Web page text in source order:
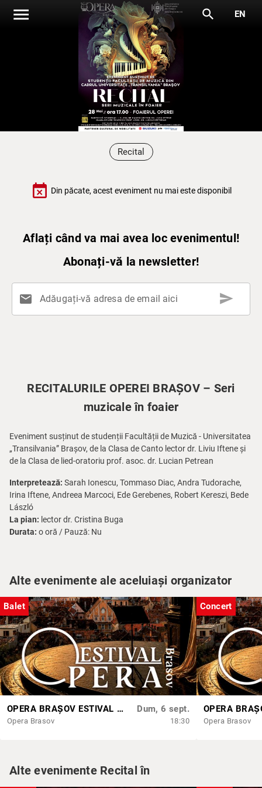
menu search EN
Recital
event_busy Din păcate, acest eveniment nu mai este disponibil
Aflați când va mai avea loc evenimentul!
Abonați-vă la newsletter!
mail Adăugați-vă adresa de email aici send
RECITALURILE OPEREI BRAȘOV – Seri
muzicale în foaier
Eveniment susținut de studenții Facultății de Muzică - Universitatea
„Transilvania” Brașov, de la Clasa de Canto lector dr. Liviu Iftene și
de la Clasa de lied-oratoriu prof. asoc. dr. Lucian Petrean
Interpretează: Sarah Ionescu, Tommaso Diac, Andra Tudorache,
Irina Iftene, Andreea Marcoci, Ede Gerebenes, Robert Kereszi, Bede
László
La pian: lector dr. Cristina Buga
Durata: o oră / Pauză: Nu
Alte evenimente ale aceluiași organizator
Balet
OPERA BRAȘOV ESTIVAL – DANCING SUMMER - SPECTACOL DE BALET
Opera Brasov
Dum, 6 sept.
18:30
Concert
Opera Brasov
Alte evenimente Recital în